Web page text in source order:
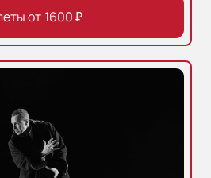
от 1600₽